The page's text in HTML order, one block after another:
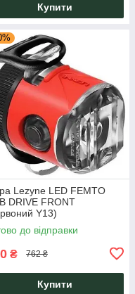
Купити
Lezyne LED FEMTO
DRIVE FRONT
Y13)
до відправки
₴ 762 ₴
Купити